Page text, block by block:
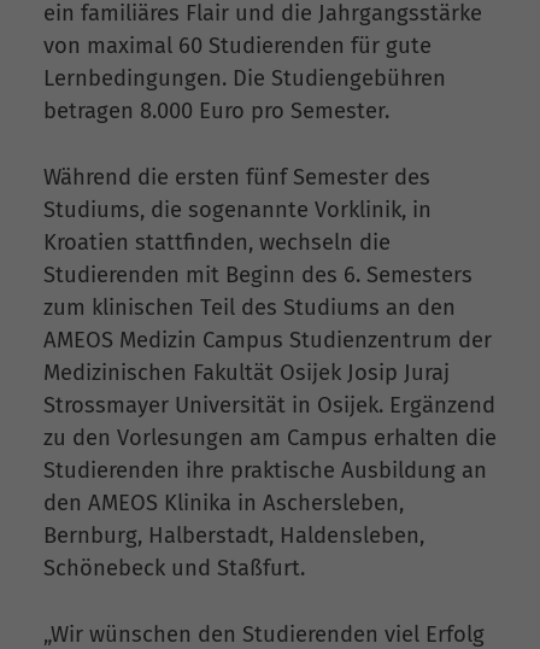
ein familiäres Flair und die Jahrgangsstärke
von maximal 60 Studierenden für gute
Lernbedingungen. Die Studiengebühren
betragen 8.000 Euro pro Semester.
Während die ersten fünf Semester des
Studiums, die sogenannte Vorklinik, in
Kroatien stattfinden, wechseln die
Studierenden mit Beginn des 6. Semesters
zum klinischen Teil des Studiums an den
AMEOS Medizin Campus Studienzentrum der
Medizinischen Fakultät Osijek Josip Juraj
Strossmayer Universität in Osijek. Ergänzend
zu den Vorlesungen am Campus erhalten die
Studierenden ihre praktische Ausbildung an
den AMEOS Klinika in Aschersleben,
Bernburg, Halberstadt, Haldensleben,
Schönebeck und Staßfurt.
„Wir wünschen den Studierenden viel Erfolg